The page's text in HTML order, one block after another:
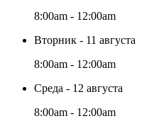
8:00am - 12:00am
Вторник - 11 августа
8:00am - 12:00am
Среда - 12 августа
8:00am - 12:00am